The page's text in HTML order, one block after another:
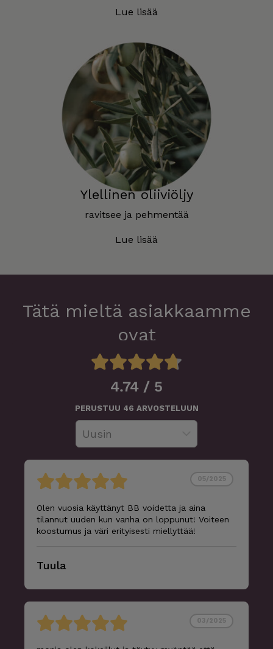
Lue lisää
Ylellinen oliiviöljy
ravitsee ja pehmentää
Lue lisää
Tätä mieltä asiakkaamme
ovat
4.74 / 5
PERUSTUU 46 ARVOSTELUUN
05/2025
Olen vuosia käyttänyt BB voidetta ja aina
tilannut uuden kun vanha on loppunut! Voiteen
koostumus ja väri erityisesti miellyttää!
Tuula
03/2025